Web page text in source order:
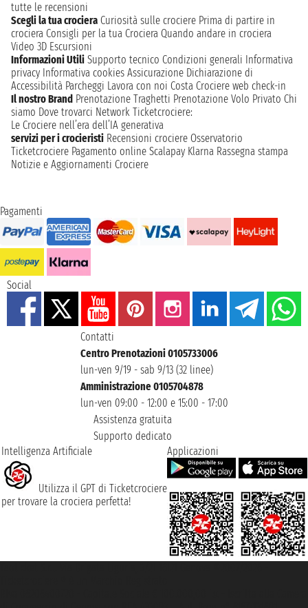
tutte le recensioni
Scegli la tua crociera Curiosità sulle crociere Prima di partire in
crociera Consigli per la tua Crociera Quando andare in crociera
Video 3D Escursioni
Informazioni Utili Supporto tecnico Condizioni generali Informativa
privacy Informativa cookies Assicurazione Dichiarazione di
Accessibilità Parcheggi Lavora con noi Costa Crociere web check-in
Il nostro Brand Prenotazione Traghetti Prenotazione Volo Privato Chi
siamo Dove trovarci Network Ticketcrociere:
Le Crociere nell’era dell’IA generativa
servizi per i crocieristi Recensioni crociere Osservatorio
Ticketcrociere Pagamento online Scalapay Klarna Rassegna stampa
Notizie e Aggiornamenti Crociere
Pagamenti
Social
Contatti
Centro Prenotazioni 0105733006
lun-ven 9/19 - sab 9/13 (32 linee)
Amministrazione 0105704878
lun-ven 09:00 - 12:00 e 15:00 - 17:00
Assistenza gratuita
Supporto dedicato
Intelligenza Artificiale
Utilizza il GPT di Ticketcrociere
per trovare la crociera perfetta!
Applicazioni